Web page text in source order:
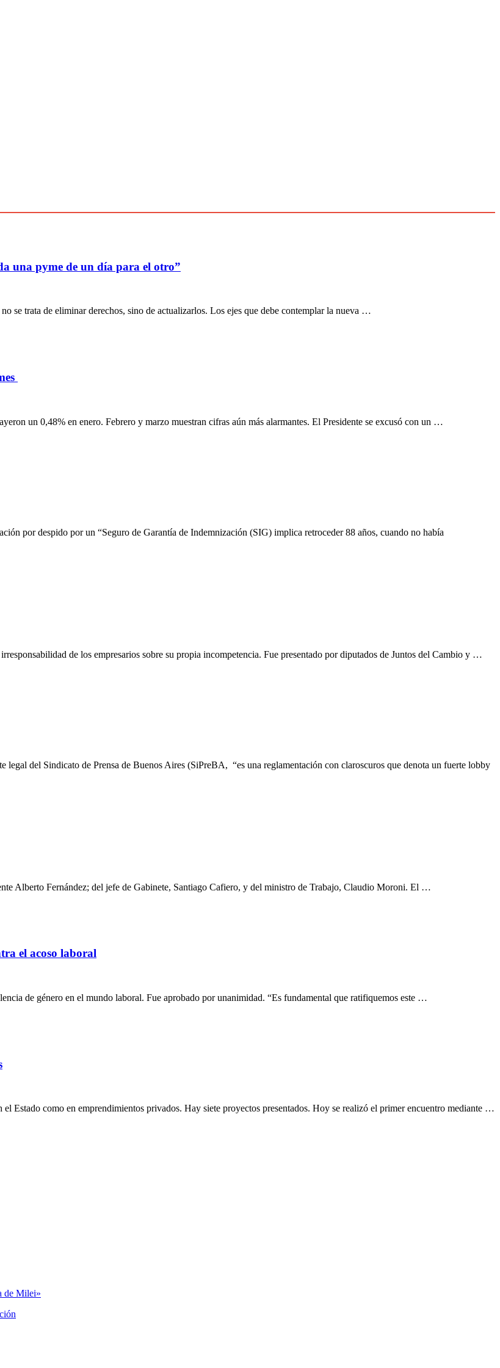
una pyme de un día para el otro”
se trata de eliminar derechos, sino de actualizarlos. Los ejes que debe contemplar la nueva …
un 0,48% en enero. Febrero y marzo muestran cifras aún más alarmantes. El Presidente se excusó con un …
por despido por un “Seguro de Garantía de Indemnización (SIG) implica retroceder 88 años, cuando no había
de los empresarios sobre su propia incompetencia. Fue presentado por diputados de Juntos del Cambio y …
legal del Sindicato de Prensa de Buenos Aires (SiPreBA, “es una reglamentación con claroscuros que denota un fuerte lobby
Alberto Fernández; del jefe de Gabinete, Santiago Cafiero, y del ministro de Trabajo, Claudio Moroni. El …
el acoso laboral
de género en el mundo laboral. Fue aprobado por unanimidad. “Es fundamental que ratifiquemos este …
el Estado como en emprendimientos privados. Hay siete proyectos presentados. Hoy se realizó el primer encuentro mediante …
de Milei»